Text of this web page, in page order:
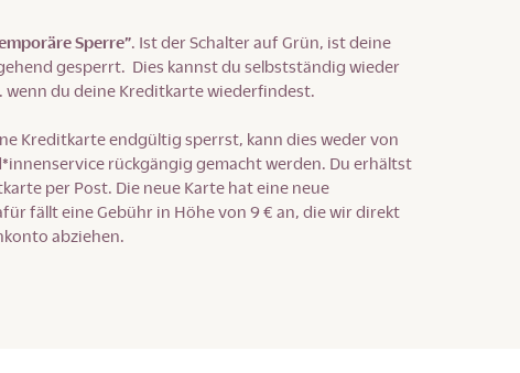
Sperre” . Ist der Schalter auf Grün, ist deine
gesperrt. Dies kannst du selbstständig wieder
wenn du deine Kreditkarte wiederfindest.
Kreditkarte endgültig sperrst, kann dies weder von
rückgängig gemacht werden. Du erhältst
per Post. Die neue Karte hat eine neue
fällt eine Gebühr in Höhe von 9 € an, die wir direkt
abziehen.